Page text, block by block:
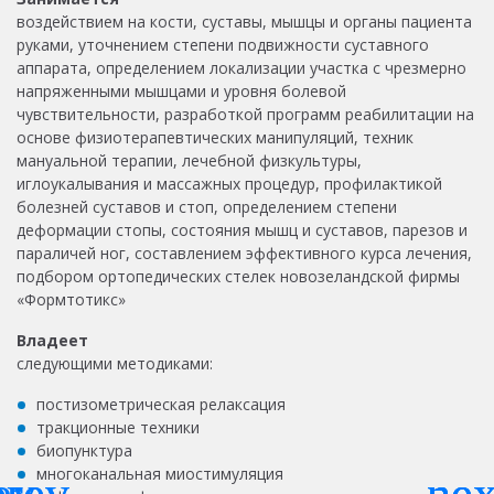
воздействием на кости, суставы, мышцы и органы пациента
руками, уточнением степени подвижности суставного
аппарата, определением локализации участка с чрезмерно
напряженными мышцами и уровня болевой
чувствительности, разработкой программ реабилитации на
основе физиотерапевтических манипуляций, техник
мануальной терапии, лечебной физкультуры,
иглоукалывания и массажных процедур, профилактикой
болезней суставов и стоп, определением степени
деформации стопы, состояния мышц и суставов, парезов и
параличей ног, составлением эффективного курса лечения,
подбором ортопедических стелек новозеландской фирмы
«Формтотикс»
Владеет
следующими методиками:
постизометрическая релаксация
тракционные техники
биопунктура
многоканальная миостимуляция